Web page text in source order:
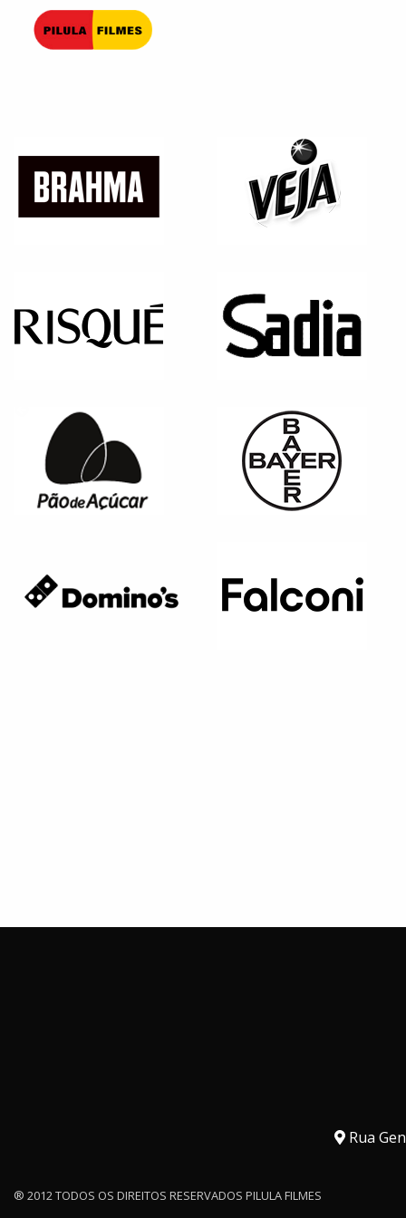
Pilula Filmes
Página anterior
Rua
® 2012 TODOS OS DIREITOS RESERVADOS PILULA FILMES